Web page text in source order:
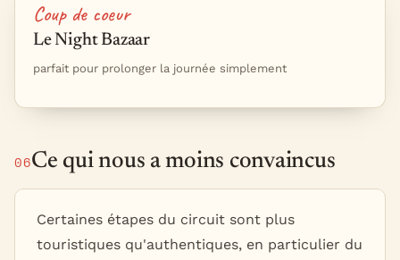
Coup de coeur
Le Night Bazaar
parfait pour prolonger la journée simplement
06Ce qui nous a moins convaincus
Certaines étapes du circuit sont plus
touristiques qu'authentiques, en particulier du